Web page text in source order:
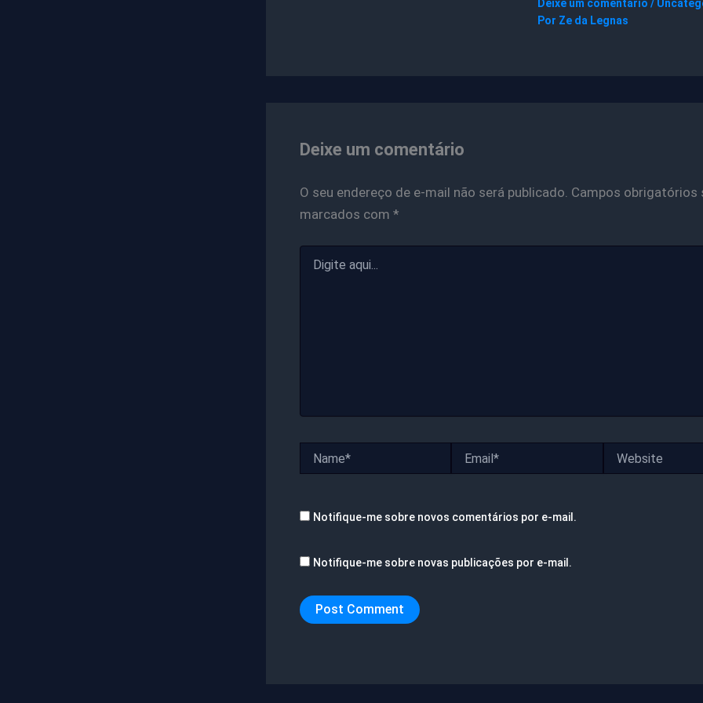
Deixe um comentário /
Por Ze da Legnas
Deixe um comentário
O seu endereço de e-mail não será publicado. Campos obrigatórios
marcados com *
aqui...
Notifique-me sobre novos comentários por e-mail.
Notifique-me sobre novas publicações por e-mail.